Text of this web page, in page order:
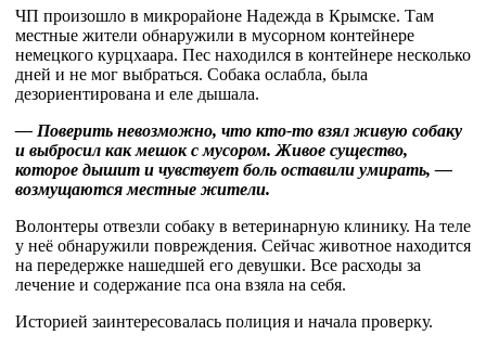
ЧП произошло в микрорайоне Надежда в Крымске. Там
местные жители обнаружили в мусорном контейнере
немецкого курцхаара. Пес находился в контейнере несколько
дней и не мог выбраться. Собака ослабла, была
дезориентирована и еле дышала.
— Поверить невозможно, что кто-то взял живую собаку
и выбросил как мешок с мусором. Живое существо,
которое дышит и чувствует боль оставили умирать, —
возмущаются местные жители.
Волонтеры отвезли собаку в ветеринарную клинику. На теле
у неё обнаружили повреждения. Сейчас животное находится
на передержке нашедшей его девушки. Все расходы за
лечение и содержание пса она взяла на себя.
Историей заинтересовалась полиция и начала проверку.